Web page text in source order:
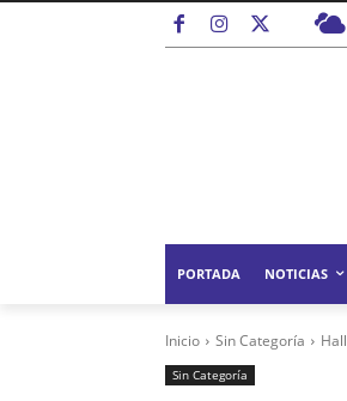
PORTADA NOTICIAS
Inicio Sin Categoría
Sin Categoría